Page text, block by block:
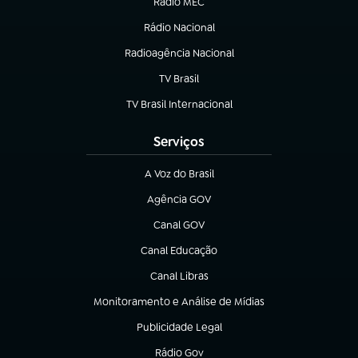
(abre em nova aba)
Rádio Nacional
Radioagência Nacional
(abre em nova aba)
TV Brasil
(abre em nova aba)
TV Brasil Internacional
(abre em nova aba)
Serviços
A Voz do Brasil
(abre em nova aba)
Agência GOV
(abre em nova aba)
Canal GOV
(abre em nova aba)
Canal Educação
(abre em nova aba)
Canal Libras
(abre em nova aba)
Monitoramento e Análise de Mídias
(abre em nova aba)
Publicidade Legal
(abre em nova aba)
Rádio Gov